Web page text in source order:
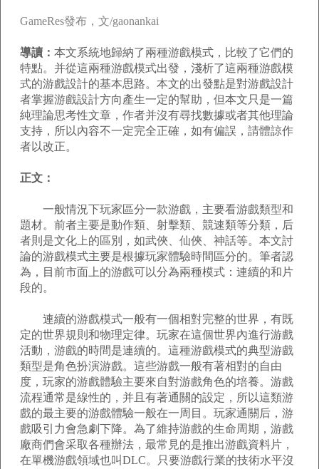
GameRes發布，文/gaonankai
導讀： 本文系統地歸納了兩種游戲模式，比較了它們的
特點。并從這兩種游戲模式出發，淺析了這兩種游戲模
式的游戲設計的基本思路。本文的出發點是對游戲設計
者掌握游戲設計方向產生一定的幫助，但本文只是一篇
純理論思考性文章，作者并沒有尋找數據或者其他理論
支持，所以內容不一定完全正確，如有偏誤，請體諒作
者以改正。
正文：
一般情況下玩家區分一款游戲，主要看游戲類型和
題材。前者主要是動作類、射擊類、競速類等分類，后
者則是文化上的區別，如武俠、仙俠、神話等。本文討
論的游戲模式主要是根據玩家體驗時間區分的。筆者認
為，目前市面上的游戲可以分為兩種模式：連續的和片
段的。
連續的游戲模式一般有一個相對完整的世界，有既
定的世界規則和物理定律。玩家在這個世界內進行游戲
活動，游戲的時間是連續的。這種游戲模式的典型游戲
類型是角色扮演游戲。這些游戲一般有著相對的自由
度，玩家的游戲體驗主要來自對游戲角色的培養。游戲
流程通常是線性的，并且有著通關的設定，所以這類游
戲的最主要的游戲體驗一般在一周目。玩家通關后，游
戲吸引力會急劇下降。為了維持游戲的生命周期，游戲
廠商們會采取各種辦法，最常見的是推出游戲資料片，
在單機游戲領域也叫DLC。只要游戲行業的技術水平沒